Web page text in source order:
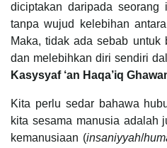
diciptakan daripada
tanpa wujud kelebihan
Maka, tidak ada sebab untuk
dan melebihkan diri sendiri
Kasysyaf ‘an Haqa’iq
Kita perlu sedar bahawa
kita sesama manusia adalah
kemanusiaan (insaniyyah/